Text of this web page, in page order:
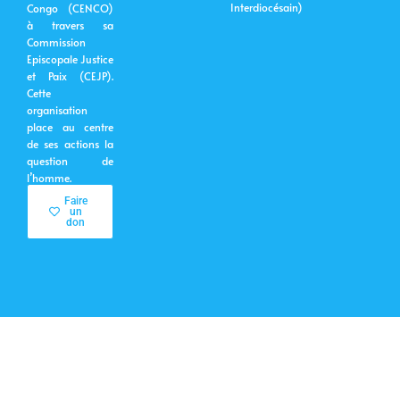
Congo (CENCO)
à travers sa
Commission
Episcopale Justice
et Paix (CEJP).
Cette
organisation
place au centre
de ses actions la
question de
l’homme.
Faire
un
don
Interdiocésain)